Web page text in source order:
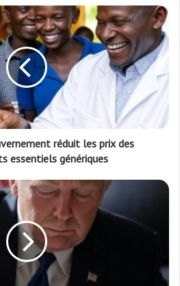
réduit les prix des
essentiels génériques